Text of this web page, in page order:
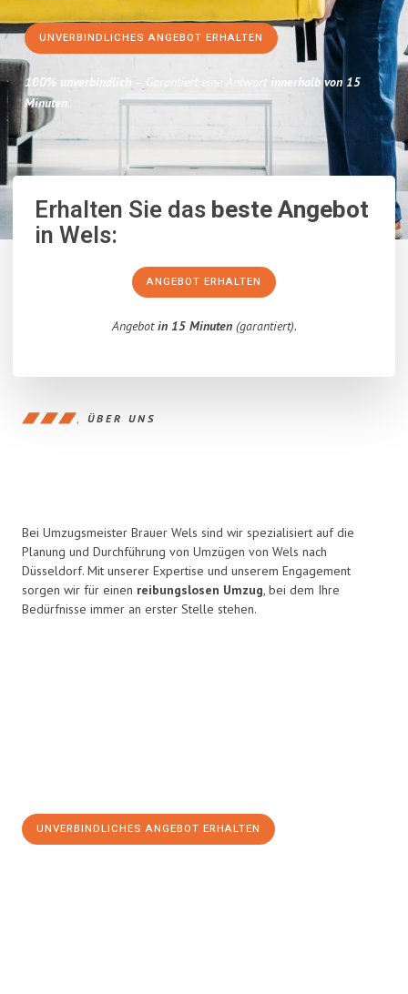
UNVERBINDLICHES ANGEBOT ERHALTEN
100% unverbindlich – Garantiert eine Antwort innerhalb von 15
Minuten.
Erhalten Sie dasbeste Angebot
in Wels:
ANGEBOT ERHALTEN
Angebotin 15 Minuten(garantiert).
ÜBER UNS
Bei Umzugsmeister Brauer Wels sind wir spezialisiert auf die
Planung und Durchführung von Umzügen von Wels nach
Düsseldorf. Mit unserer Expertise und unserem Engagement
sorgen wir für einen reibungslosen Umzug, bei dem Ihre
Bedürfnisse immer an erster Stelle stehen.
UNVERBINDLICHES ANGEBOT ERHALTEN